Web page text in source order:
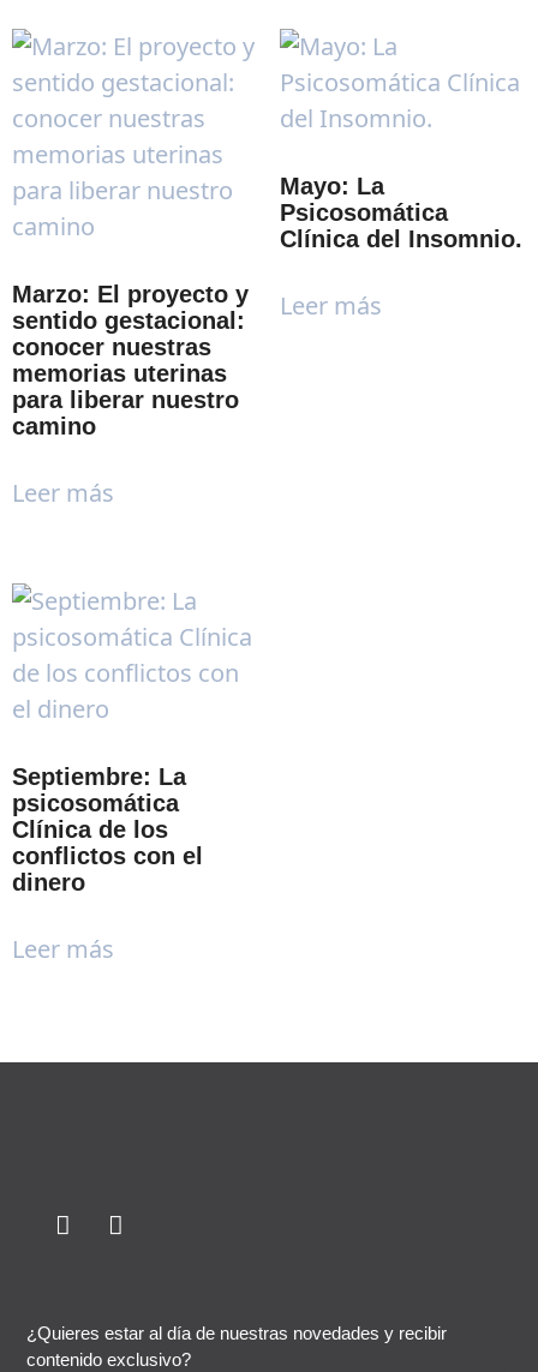
Marzo: El proyecto y
sentido gestacional:
conocer nuestras
memorias uterinas
para liberar nuestro
camino
Leer más
Mayo: La
Psicosomática
Clínica del Insomnio.
Leer más
Septiembre: La
psicosomática
Clínica de los
conflictos con el
dinero
Leer más
¿Quieres estar al día de nuestras novedades y recibir
contenido exclusivo?